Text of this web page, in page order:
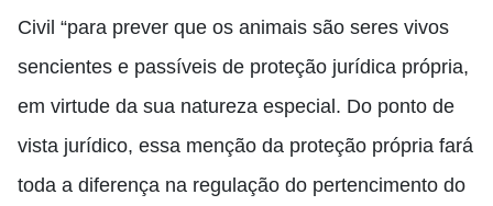
Civil “para prever que os animais são seres vivos
sencientes e passíveis de proteção jurídica própria,
em virtude da sua natureza especial. Do ponto de
vista jurídico, essa menção da proteção própria fará
toda a diferença na regulação do pertencimento do